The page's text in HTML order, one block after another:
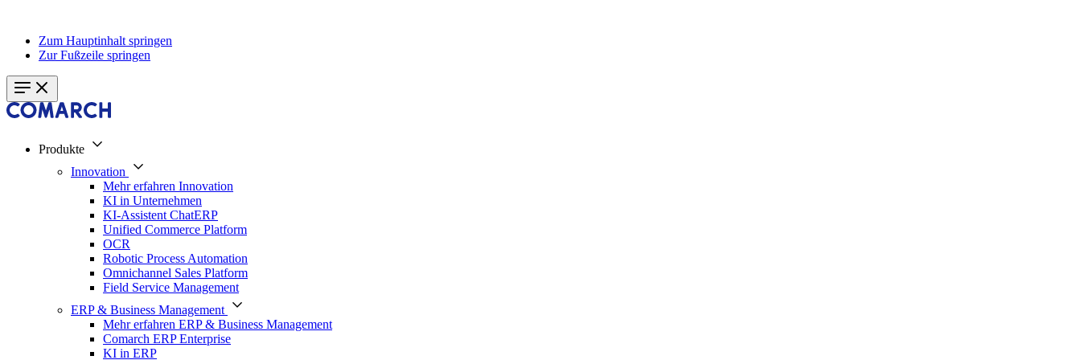
Zum Hauptinhalt springen
Zur Fußzeile springen
Produkte
Innovation
Mehr erfahren Innovation
KI in Unternehmen
KI-Assistent ChatERP
Unified Commerce Platform
OCR
Robotic Process Automation
Omnichannel Sales Platform
Field Service Management
ERP & Business Management
Mehr erfahren ERP & Business Management
Comarch ERP Enterprise
KI in ERP